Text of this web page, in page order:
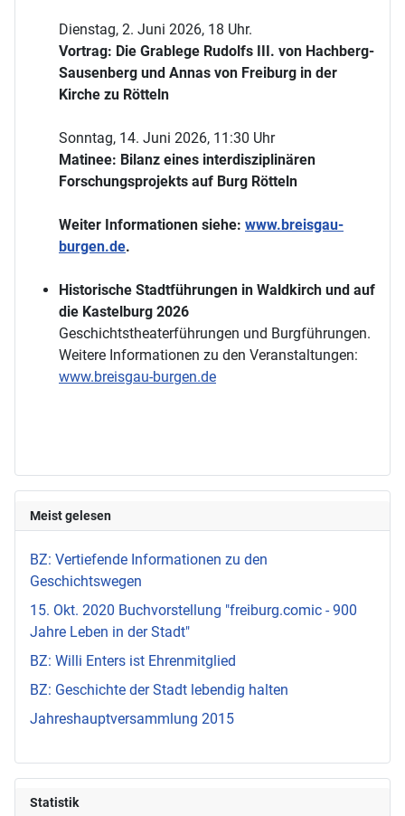
Dienstag, 2. Juni 2026, 18 Uhr.
Vortrag: Die Grablege Rudolfs III. von Hachberg-
Sausenberg und Annas von Freiburg in der
Kirche zu Rötteln
Sonntag, 14. Juni 2026, 11:30 Uhr
Matinee: Bilanz eines interdisziplinären
Forschungsprojekts auf Burg Rötteln
Weiter Informationen siehe: www.breisgau-
burgen.de.
Historische Stadtführungen in Waldkirch und auf
die Kastelburg 2026
Geschichtstheaterführungen und Burgführungen.
Weitere Informationen zu den Veranstaltungen:
www.breisgau-burgen.de
Meist gelesen
BZ: Vertiefende Informationen zu den
Geschichtswegen
15. Okt. 2020 Buchvorstellung "freiburg.comic - 900
Jahre Leben in der Stadt"
BZ: Willi Enters ist Ehrenmitglied
BZ: Geschichte der Stadt lebendig halten
Jahreshauptversammlung 2015
Statistik